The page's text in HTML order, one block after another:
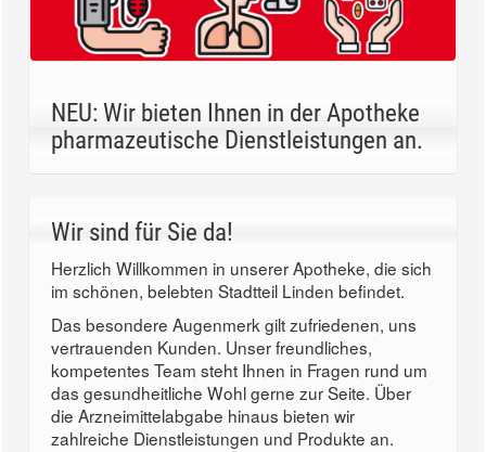
NEU: Wir bieten Ihnen in der Apotheke
pharmazeutische Dienstleistungen an.
Wir sind für Sie da!
Herzlich Willkommen in unserer Apotheke, die sich
im schönen, belebten Stadtteil Linden befindet.
Das besondere Augenmerk gilt zufriedenen, uns
vertrauenden Kunden. Unser freundliches,
kompetentes Team steht Ihnen in Fragen rund um
das gesundheitliche Wohl gerne zur Seite. Über
die Arzneimittelabgabe hinaus bieten wir
zahlreiche Dienstleistungen und Produkte an.